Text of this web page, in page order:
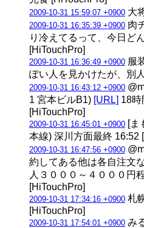
2009-10-31 15:59:07 +0900 大
2009-10-31 16:35:39 +0900 肉
り冷えてるって、今日ど
[HiTouchPro]
2009-10-31 16:36:49 +0900 服
ぽい人を見かけたが、別
2009-10-31 16:43:12 +0900
1 宮本ビルB1) [URL] 18時
[HiTouchPro]
2009-10-31 16:45:01 +0900 [ま
本線) 深川方面最終 16:52
2009-10-31 16:47:56 +0900
約してある他は各自注文
人３０００～４０００円
[HiTouchPro]
2009-10-31 17:34:16 +0900 札
[HiTouchPro]
2009-10-31 17:54:01 +0900 み